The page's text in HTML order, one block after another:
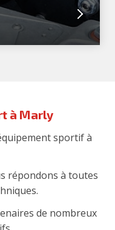
à Marly
sportif à
répondons à toutes
de nombreux